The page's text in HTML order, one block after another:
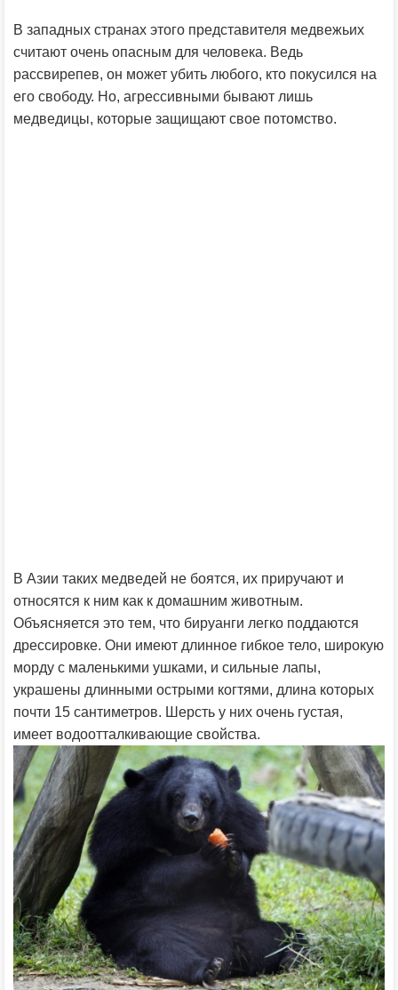
В западных странах этого представителя медвежьих
считают очень опасным для человека. Ведь
рассвирепев, он может убить любого, кто покусился на
его свободу. Но, агрессивными бывают лишь
медведицы, которые защищают свое потомство.
В Азии таких медведей не боятся, их приручают и
относятся к ним как к домашним животным.
Объясняется это тем, что бируанги легко поддаются
дрессировке. Они имеют длинное гибкое тело, широкую
морду с маленькими ушками, и сильные лапы,
украшены длинными острыми когтями, длина которых
почти 15 сантиметров. Шерсть у них очень густая,
имеет водоотталкивающие свойства.